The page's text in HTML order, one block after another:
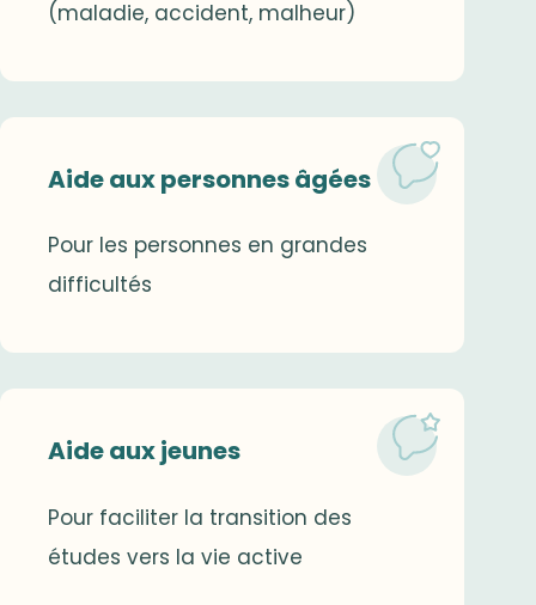
(maladie, accident, malheur)
Aide aux personnes âgées
Pour les personnes en grandes
difficultés
Aide aux jeunes
Pour faciliter la transition des
études vers la vie active